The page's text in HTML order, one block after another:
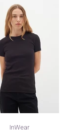
InWear